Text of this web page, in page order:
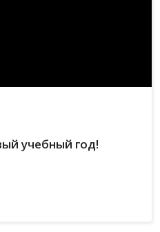
учебный год!